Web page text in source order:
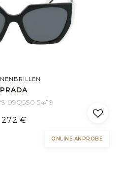
PRADA
09Q5S0 54/19
272 €
ONLINE ANPROBE